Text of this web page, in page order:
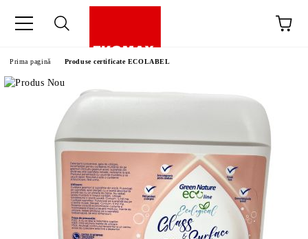
Prima pagină Produse certificate ECOLABEL